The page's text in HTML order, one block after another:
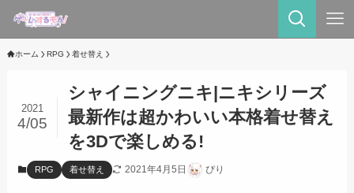
ホーム RPG 着せ替え
シャイニングニキ|ニキシリーズ
最新作は超かわいい本格着せ替え
を3Dで楽しめる!
2021
4/05
RPG 着せ替え 2021年4月5日 ぴり